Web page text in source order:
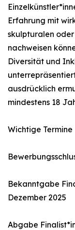
Erfahrung mit
skulpturalen
nachweisen
Diversität und
ausdrücklich
mindestens 18
Wichtige Termine
Bekanntgabe
Dezember 2025
Abgabe